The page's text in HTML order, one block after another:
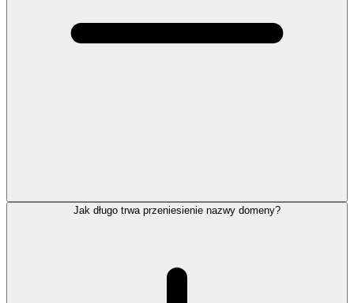
Jak długo trwa przeniesienie nazwy domeny?